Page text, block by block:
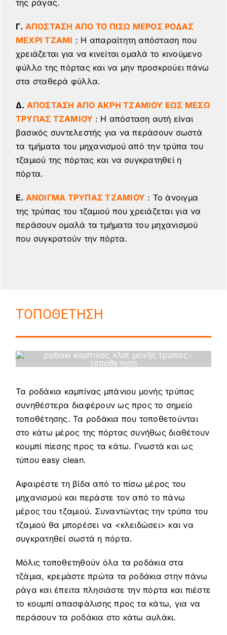
της ράγας.
Γ. ΑΠΟΣΤΑΣΗ ΑΠΟ ΤΟ ΠΙΣΩ ΜΕΡΟΣ ΡΟΔΑΣ
ΜΕΧΡΙ ΤΖΑΜΙ : Η απαραίτητη απόσταση που
χρειάζεται για να κινείται ομαλά το κινούμενο
φύλλο της πόρτας και να μην προσκρούει πάνω
στα σταθερά φύλλα.
Δ. ΑΠΟΣΤΑΣΗ ΑΠΟ ΑΚΡΗ ΤΖΑΜΙΟΥ ΕΩΣ ΜΕΣΩ
ΤΡΥΠΑΣ ΤΖΑΜΙΟΥ : Η απόσταση αυτή είναι
βασικός συντελεστής για να περάσουν σωστά
τα τμήματα του μηχανισμού από την τρύπα του
τζαμιού της πόρτας και να συγκρατηθεί η
πόρτα.
Ε. ΑΝΟΙΓΜΑ ΤΡΥΠΑΣ ΤΖΑΜΙΟΥ : Το άνοιγμα
της τρύπας του τζαμιού που χρειάζεται για να
περάσουν ομαλά τα τμήματα του μηχανισμού
που συγκρατούν την πόρτα.
ΤΟΠΟΘΕΤΗΣΗ
Τα ροδάκια καμπίνας μπάνιου μονής τρύπας
συνηθέστερα διαφέρουν ως προς το σημείο
τοποθέτησης. Τα ροδάκια που τοποθετούνται
στο κάτω μέρος της πόρτας συνήθως διαθέτουν
κουμπί πίεσης προς τα κάτω. Γνωστά και ως
τύπου easy clean.
Αφαιρέστε τη βίδα από το πίσω μέρος του
μηχανισμού και περάστε τον από το πάνω
μέρος του τζαμιού. Συναντώντας την τρύπα του
τζαμιού θα μπορέσει να <κλειδώσει> και να
συγκρατηθεί σωστά η πόρτα.
Μόλις τοποθετηθούν όλα τα ροδάκια στα
τζάμια, κρεμάστε πρώτα τα ροδάκια στην πάνω
ράγα και έπειτα πλησιάστε την πόρτα και πιέστε
το κουμπί απασφάλισης προς τα κάτω, για να
περάσουν τα ροδάκια στο κάτω αυλάκι.